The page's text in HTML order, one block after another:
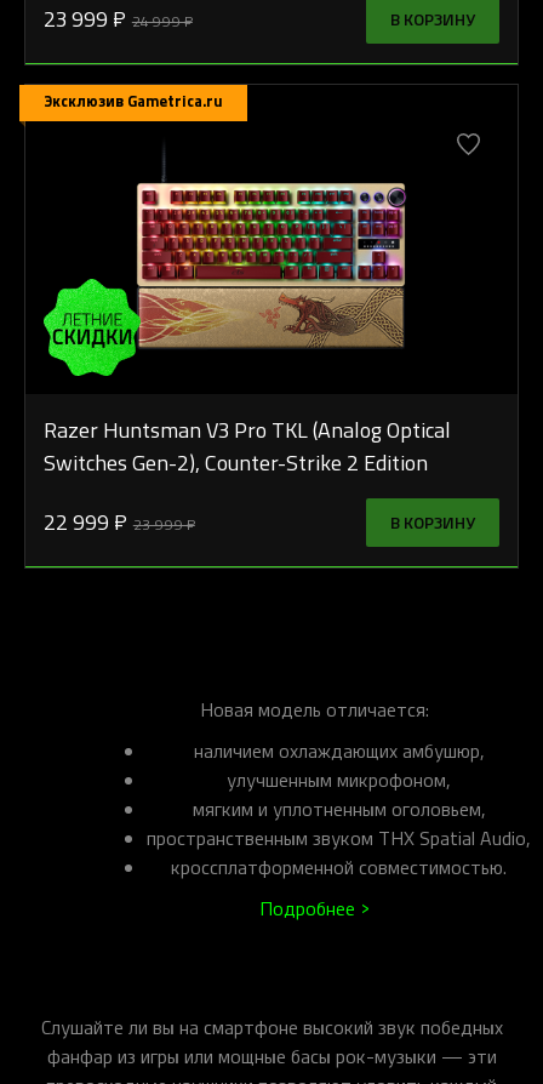
23 999 ₽ 24 999 ₽ В КОРЗИНУ
Эксклюзив Gametrica.ru
Razer Huntsman V3 Pro TKL (Analog Optical
Switches Gen-2), Counter-Strike 2 Edition
22 999 ₽ 23 999 ₽ В КОРЗИНУ
Новая модель отличается:
наличием охлаждающих амбушюр,
улучшенным микрофоном,
мягким и уплотненным оголовьем,
пространственным звуком THX Spatial Audio,
кроссплатформенной совместимостью.
Подробнее >
Слушайте ли вы на смартфоне высокий звук победных
фанфар из игры или мощные басы рок-музыки — эти